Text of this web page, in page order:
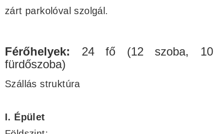
zárt parkolóval szolgál.
Férőhelyek: 24 fő (12 szoba, 10
fürdőszoba)
Szállás struktúra
I. Épület